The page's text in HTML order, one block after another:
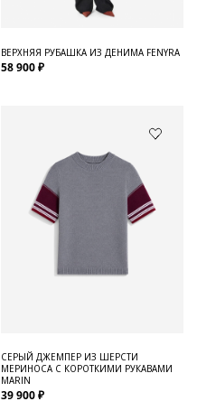
ВЕРХНЯЯ РУБАШКА ИЗ ДЕНИМА FENYRA
58 900 ₽
СЕРЫЙ ДЖЕМПЕР ИЗ ШЕРСТИ
МЕРИНОСА С КОРОТКИМИ РУКАВАМИ
MARIN
39 900 ₽